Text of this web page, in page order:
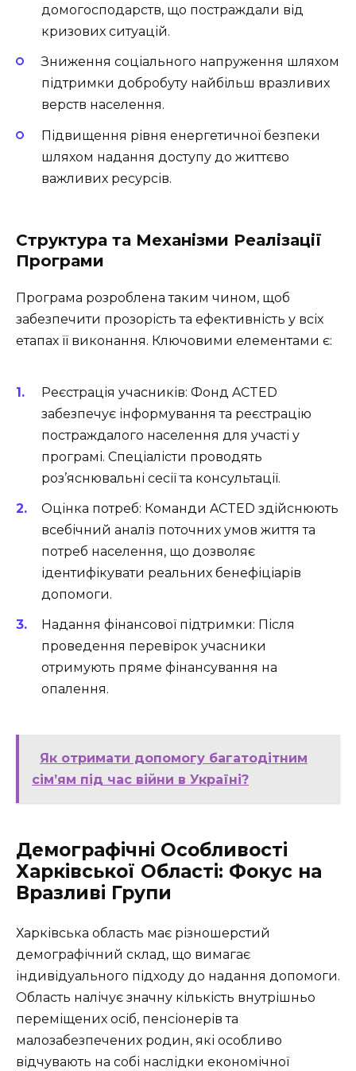
домогосподарств, що постраждали від
кризових ситуацій.
Зниження соціального напруження шляхом
підтримки добробуту найбільш вразливих
верств населення.
Підвищення рівня енергетичної безпеки
шляхом надання доступу до життєво
важливих ресурсів.
Структура та Механізми Реалізації
Програми
Програма розроблена таким чином, щоб
забезпечити прозорість та ефективність у всіх
етапах її виконання. Ключовими елементами є:
Реєстрація учасників: Фонд ACTED
забезпечує інформування та реєстрацію
постраждалого населення для участі у
програмі. Спеціалісти проводять
роз’яснювальні сесії та консультації.
Оцінка потреб: Команди ACTED здійснюють
всебічний аналіз поточних умов життя та
потреб населення, що дозволяє
ідентифікувати реальних бенефіціарів
допомоги.
Надання фінансової підтримки: Після
проведення перевірок учасники
отримують пряме фінансування на
опалення.
Як отримати допомогу багатодітним
сім’ям під час війни в Україні?
Демографічні Особливості
Харківської Області: Фокус на
Вразливі Групи
Харківська область має різношерстий
демографічний склад, що вимагає
індивідуального підходу до надання допомоги.
Область налічує значну кількість внутрішньо
переміщених осіб, пенсіонерів та
малозабезпечених родин, які особливо
відчувають на собі наслідки економічної